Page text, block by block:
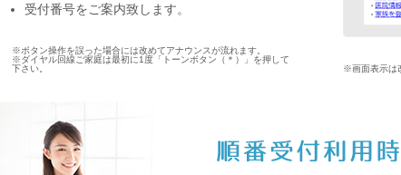
受付番号をご案内致します。
※ボタン操作を誤った場合には改めてアナウンスが流れます。
※ダイヤル回線ご家庭は最初に1度「トーンボタン（＊）」を押して
下さい。
※画面表示は